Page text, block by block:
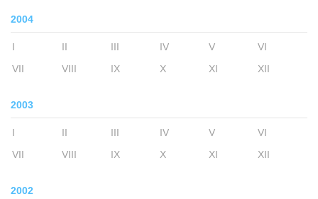
2004
I II III IV V
VI
VII
VIII IX X XI XII
2003
I II III IV V
VI
VII
VIII IX X XI XII
2002